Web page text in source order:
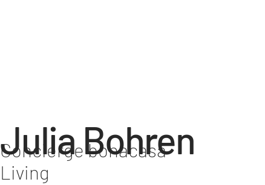
Julia Bohren
Concierge bonacasa
Living